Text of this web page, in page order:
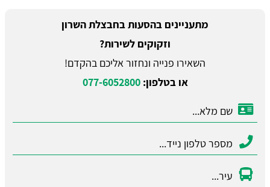
מתעניינים בהסעות בחבצלת השרון
וזקוקים לשירות?
השאירו פנייה ונחזור אליכם בהקדם!
או בטלפון:077-6052800